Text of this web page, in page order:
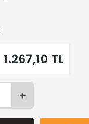
1.267,10 TL